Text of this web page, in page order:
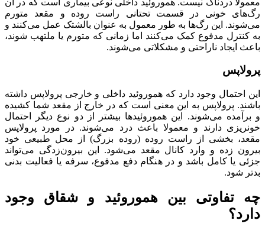
معمولاً دردناک نیست. هموروئید داخلی نوعی بیماری است که در آن
رگ‌های خونی در قسمت تحتانی راست روده و مقعد متورم
می‌شوند. این رگ‌ها به طور معمول به عنوان بالشتک عمل می‌کنند و
به کنترل مدفوع کمک می‌کنند اما زمانی که متورم یا ملتهب شوند،
باعث ایجاد ناراحتی و مشکلاتی می‌شوند.
پرولاپس
این احتمال وجود دارد که هموروئید داخلی و خارجی پرولاپس داشته
باشند. پرولاپس به این معنی است که در خارج از مقعد شما کشیده
و برآمده می‌شوند. این هموروئیدها بیشتر از دو نوع دیگر احتمال
خونریزی دارند و معمولا باعث درد می‌شوند. در مورد پرولاپس
مقعد، بخشی از راست روده (روده بزرگ) از محل طبیعی خود
بیرون زده و وارد کانال مقعد می‌شود. این بیرون‌زدگی می‌تواند
جزئی یا کامل باشد و در هنگام دفع مدفوع، سرفه یا فعالیت بدنی
بدتر شود.
چه تفاوتی بین هموروئید و شقاق وجود
دارد؟